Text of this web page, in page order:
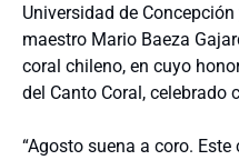
Universidad de
maestro Mario Baeza
coral chileno, en cuyo
del Canto Coral, celebrado
“Agosto suena a coro.